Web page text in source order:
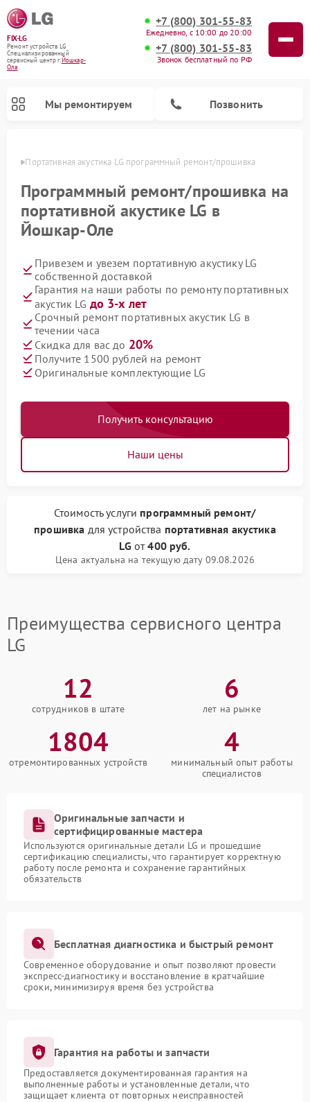
FIX-LG
Ремонт устройств LG
Специализированный
cервисный центр г.Йошкар-
Ола
+7 (800) 301-55-83
Ежедневно, с 10:00 до 20:00
+7 (800) 301-55-83
Звонок бесплатный по РФ
Мы ремонтируем Позвонить
Оле Портативная акустика LG программный ремонт/прошивка
Программный ремонт/прошивка на
портативной акустике LG в
Йошкар-Оле
Привезем и увезем портативную акустику LG
собственной доставкой
Гарантия на наши работы по ремонту портативных
акустик LG до 3-х лет
Срочный ремонт портативных акустик LG в
течении часа
Скидка для вас до 20%
Получите 1500 рублей на ремонт
Оригинальные комплектующие LG
Получить консультацию
Наши цены
Стоимость услуги программный ремонт/
прошивка для устройства портативная акустика
LG от400 руб.
Цена актуальна на текущую дату 09.08.2026
Преимущества сервисного центра
LG
12
сотрудников в штате
6
лет на рынке
1804
отремонтированных устройств
4
минимальный опыт работы
специалистов
Оригинальные запчасти и
сертифицированные мастера
Используются оригинальные детали LG и прошедшие
сертификацию специалисты, что гарантирует корректную
работу после ремонта и сохранение гарантийных
обязательств
Бесплатная диагностика и быстрый ремонт
Современное оборудование и опыт позволяют провести
экспресс-диагностику и восстановление в кратчайшие
сроки, минимизируя время без устройства
Гарантия на работы и запчасти
Предоставляется документированная гарантия на
выполненные работы и установленные детали, что
защищает клиента от повторных неисправностей